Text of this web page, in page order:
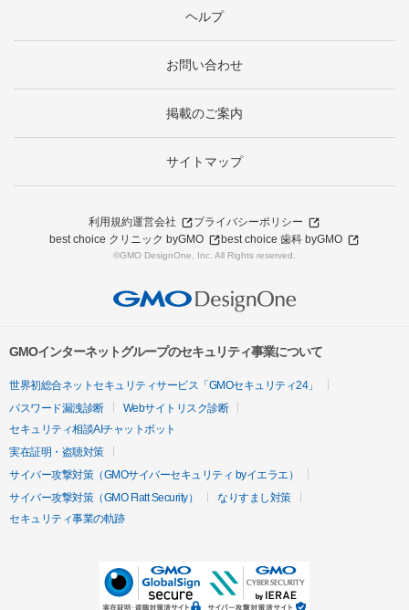
ヘルプ
お問い合わせ
掲載のご案内
サイトマップ
利用規約運営会社
プライバシーポリシー
best choice クリニック byGMO
best choice 歯科 byGMO
©GMO DesignOne, Inc. All Rights reserved.
GMOインターネットグループのセキュリティ事業について
世界初総合ネットセキュリティサービス「GMOセキュリティ24」
パスワード漏洩診断
Webサイトリスク診断
セキュリティ相談AIチャットボット
実在証明・盗聴対策
サイバー攻撃対策（GMOサイバーセキュリティ byイエラエ）
サイバー攻撃対策（GMO Flatt Security）
なりすまし対策
セキュリティ事業の軌跡